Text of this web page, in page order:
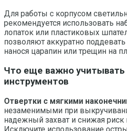
Для работы с корпусом
рекомендуется использовать
лопаток или пластиковых
позволяют аккуратно
нанося царапин или трещин на
Что еще важно учитывать
инструментов
Отвертки с мягкими
незаменимыми при
надежный захват и снижая риск